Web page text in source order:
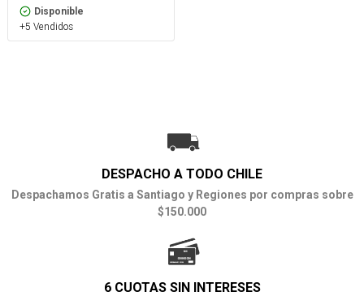
Disponible
+5 Vendidos
DESPACHO A TODO CHILE
Despachamos Gratis a Santiago y Regiones por compras sobre
$150.000
6 CUOTAS SIN INTERESES